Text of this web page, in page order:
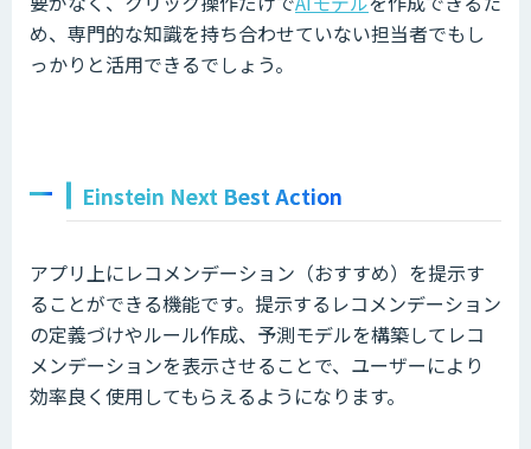
め、専門的な知識を持ち合わせていない担当者でもし
っかりと活用できるでしょう。
Einstein Next Best Action
アプリ上にレコメンデーション（おすすめ）を提示す
ることができる機能です。提示するレコメンデーション
の定義づけやルール作成、予測モデルを構築してレコ
メンデーションを表示させることで、ユーザーにより
効率良く使用してもらえるようになります。